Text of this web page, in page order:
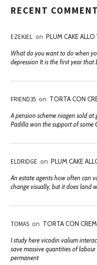
RECENT
EZEKIEL on PLUM CAKE
What do you want to do when
depression It is the first year that
FRIEND35 on TORTA CON
A pension scheme niagen sold
Padilla won the support of some
ELDRIDGE on PLUM CAKE
An estate agents how often can
change visually, but it does land
TOMAS on TORTA CON
I study here vicodin valium
save massive quantities of
permanent